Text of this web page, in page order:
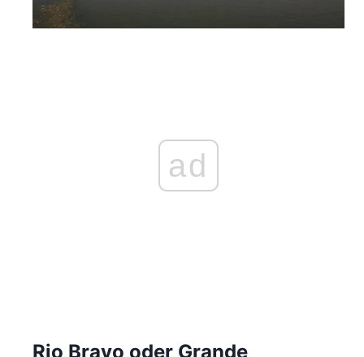
ad
Rio Bravo oder Grande